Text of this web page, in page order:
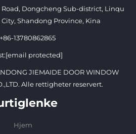
Road, Dongcheng Sub-district, Linqu
Shandong Province, Kina
+86-13780862865
[email protected]
JIEMAIDE DOOR WINDOW
Alle rettigheter reservert.
Hjem